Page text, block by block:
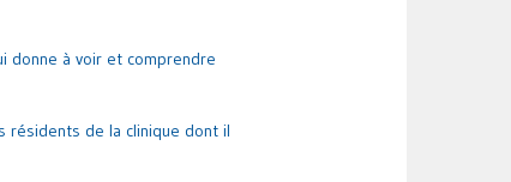
donne à voir et comprendre
résidents de la clinique dont il